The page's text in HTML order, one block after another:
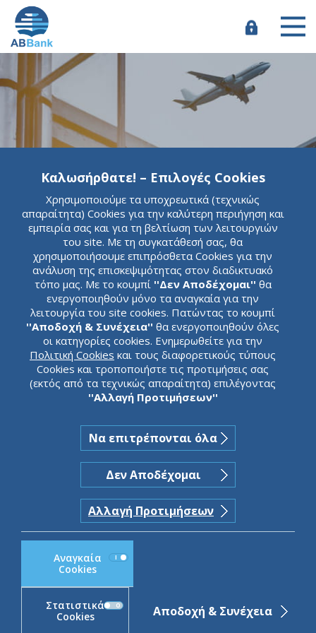
Παράκαμψη
προς
το
κυρίως
περιεχόμενο
Banking
ABBank
Πέρα από μία
συνηθισμένη
τράπεζα
JUST SCROLL
Καλωσήρθατε! – Επιλογές Cookies
Χρησιμοποιούμε τα υποχρεωτικά (τεχνικώς
απαραίτητα) Cookies για την καλύτερη περιήγηση και
εμπειρία σας και για τη βελτίωση των λειτουργιών
του site. Με τη συγκατάθεσή σας, θα
χρησιμοποιήσουμε επιπρόσθετα Cookies για την
ανάλυση της επισκεψιμότητας στον διαδικτυακό
τόπο μας. Με το κουμπί ''Δεν Αποδέχομαι'' θα
ενεργοποιηθούν μόνο τα αναγκαία για την
λειτουργία του site cookies. Πατώντας το κουμπί
''Αποδοχή & Συνέχεια'' θα ενεργοποιηθούν όλες
οι κατηγορίες cookies. Ενημερωθείτε για την
Πολιτική Cookies και τους διαφορετικούς τύπους
Cookies και τροποποιήστε τις προτιμήσεις σας
(εκτός από τα τεχνικώς απαραίτητα) επιλέγοντας
''Αλλαγή Προτιμήσεων''
Να επιτρέπονται όλα
Δεν Αποδέχομαι
Αλλαγή Προτιμήσεων
Αναγκαία
Cookies
Στατιστικά
Cookies
Αποδοχή & Συνέχεια